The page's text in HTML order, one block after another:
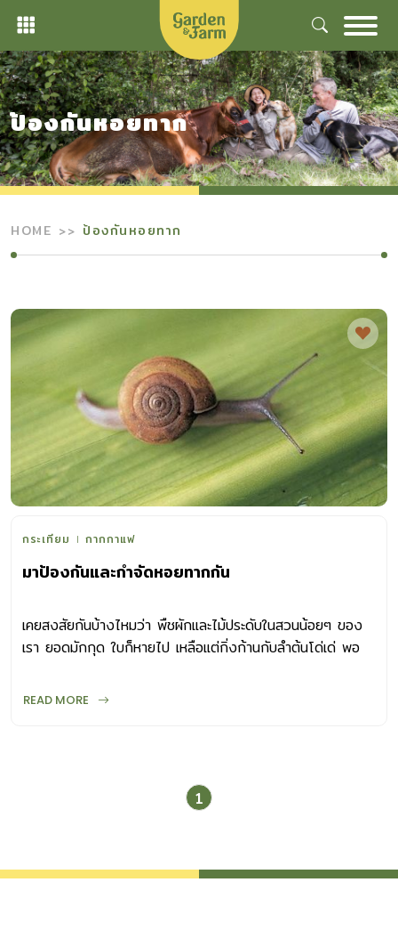
Skip
content
ป้องกันหอยทาก
HOME ป้องกันหอยทาก
กระเทียม กากกาแฟ
มาป้องกันและกำจัดหอยทากกัน
เคยสงสัยกันบ้างไหมว่า พืชผักและไม้ประดับในสวนน้อยๆ ของ
เรา ยอดมักกุด ใบก็หายไป เหลือแต่กิ่งก้านกับลำต้นโด่เด่ พอ
ตัวเล็กตัวใหญ่ บางครั้งมาเป็นขบวนแบบไม่เกรงใจใคร หากไม่
บ้านหรือสวนของเราอับชื้น รก สกปรก ควรหมั่นเก็บเศษใบไม้ใบ
หญ้า ผลไม้เน่าเสีย เศษอาหารออกไปทิ้ง เพื่อตัดแหล่งอาหาร
ชื้น ทั้งยังขยายพันธุ์ได้อย่างรวดเร็ว วิธีกำจัดหอยทาก อีกวิธีที่
READ MORE
1